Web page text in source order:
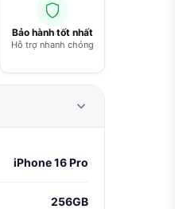
Bảo hành tốt nhất
Hỗ trợ nhanh chóng
iPhone 16 Pro
256GB